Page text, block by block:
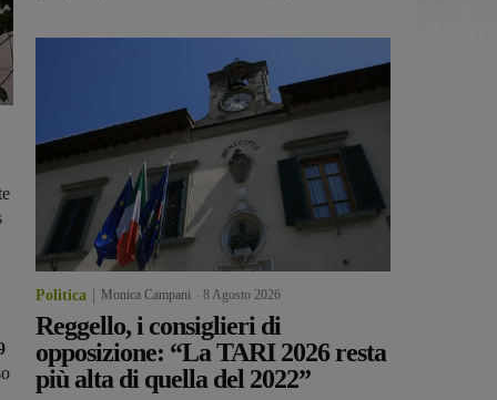
Politica Monica Campani 8 Agosto 2026
Reggello, i consiglieri di
opposizione: “La TARI 2026 resta
più alta di quella del 2022”